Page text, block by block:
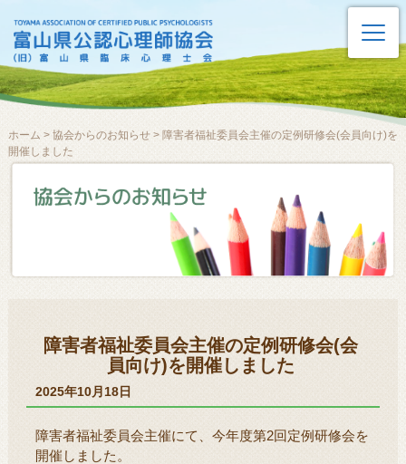
ホーム > 協会からのお知らせ> 障害者福祉委員会主催の定例研修会(会員向け)を
開催しました
障害者福祉委員会主催の定例研修会(会
員向け)を開催しました
2025年10月18日
障害者福祉委員会主催にて、今年度第2回定例研修会を
開催しました。